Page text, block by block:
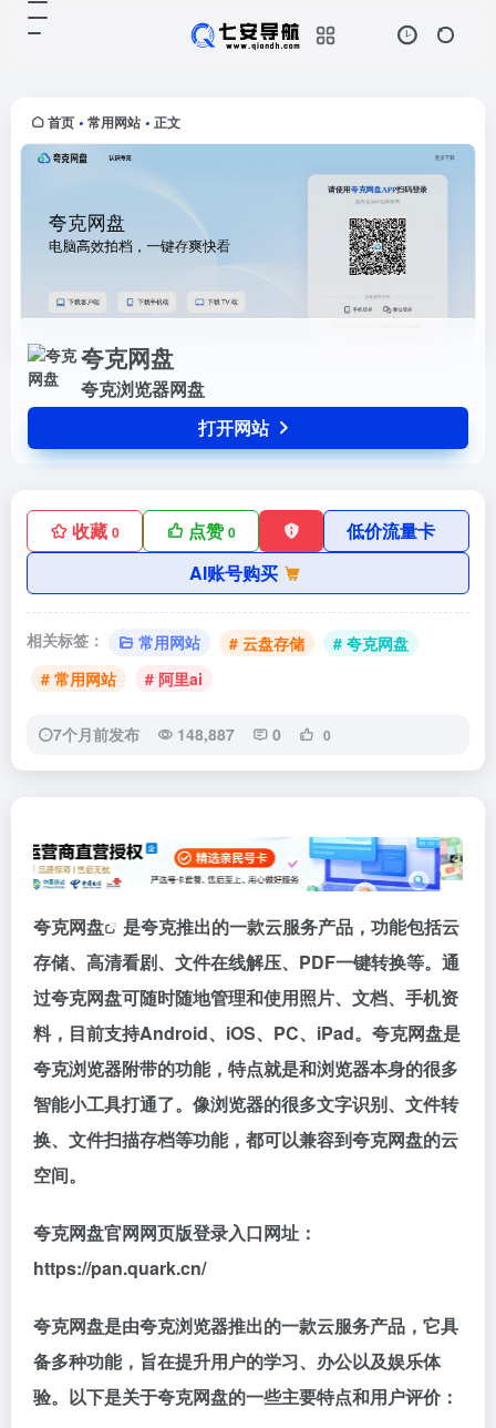
首页 • 常用网站 • 正文
夸克网盘
夸克浏览器网盘
打开网站
收藏 0 点赞0
低价流量卡
AI账号购买
相关标签： 常用网站 # 云盘存储
# 夸克网盘
# 常用网站
# 阿里ai
7个月前发布 148,887 0 0
夸克网盘
是夸克推出的一款云服务产品，功能包括云
存储、高清看剧、文件在线解压、PDF一键转换等。通
过夸克网盘可随时随地管理和使用照片、文档、手机资
料，目前支持Android、iOS、PC、iPad。夸克网盘是
夸克浏览器附带的功能，特点就是和浏览器本身的很多
智能小工具打通了。像浏览器的很多文字识别、文件转
换、文件扫描存档等功能，都可以兼容到夸克网盘的云
空间。
夸克网盘官网网页版登录入口网址：
https://pan.quark.cn/
夸克网盘是由夸克浏览器推出的一款云服务产品，它具
备多种功能，旨在提升用户的学习、办公以及娱乐体
验。以下是关于夸克网盘的一些主要特点和用户评价：